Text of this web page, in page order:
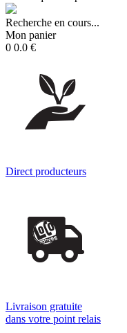
Recherche en cours...
Mon panier
0 0.0 €
Direct producteurs
Livraison gratuite
dans votre point relais